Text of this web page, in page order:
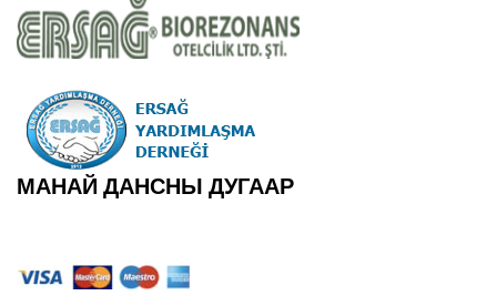
МАНАЙ ДАНСНЫ ДУГААР